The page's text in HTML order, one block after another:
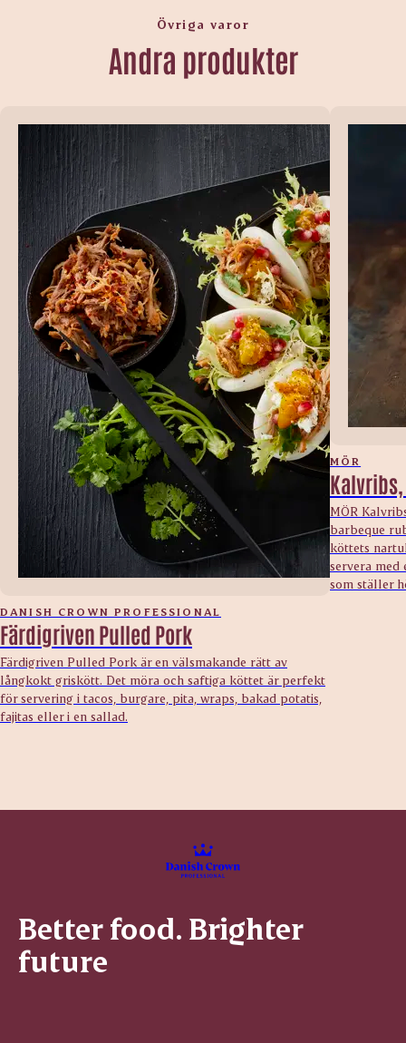
Övriga varor
Andra produkter
DANISH CROWN PROFESSIONAL
Färdigriven Pulled Pork
Färdigriven Pulled Pork är en välsmakande rätt av
långkokt griskött. Det möra och saftiga köttet är perfekt
för servering i tacos, burgare, pita, wraps, bakad potatis,
fajitas eller i en sallad.
MÖR
MÖR
barbeque
köttets
servera med
som ställer
Better food. Brighter
future